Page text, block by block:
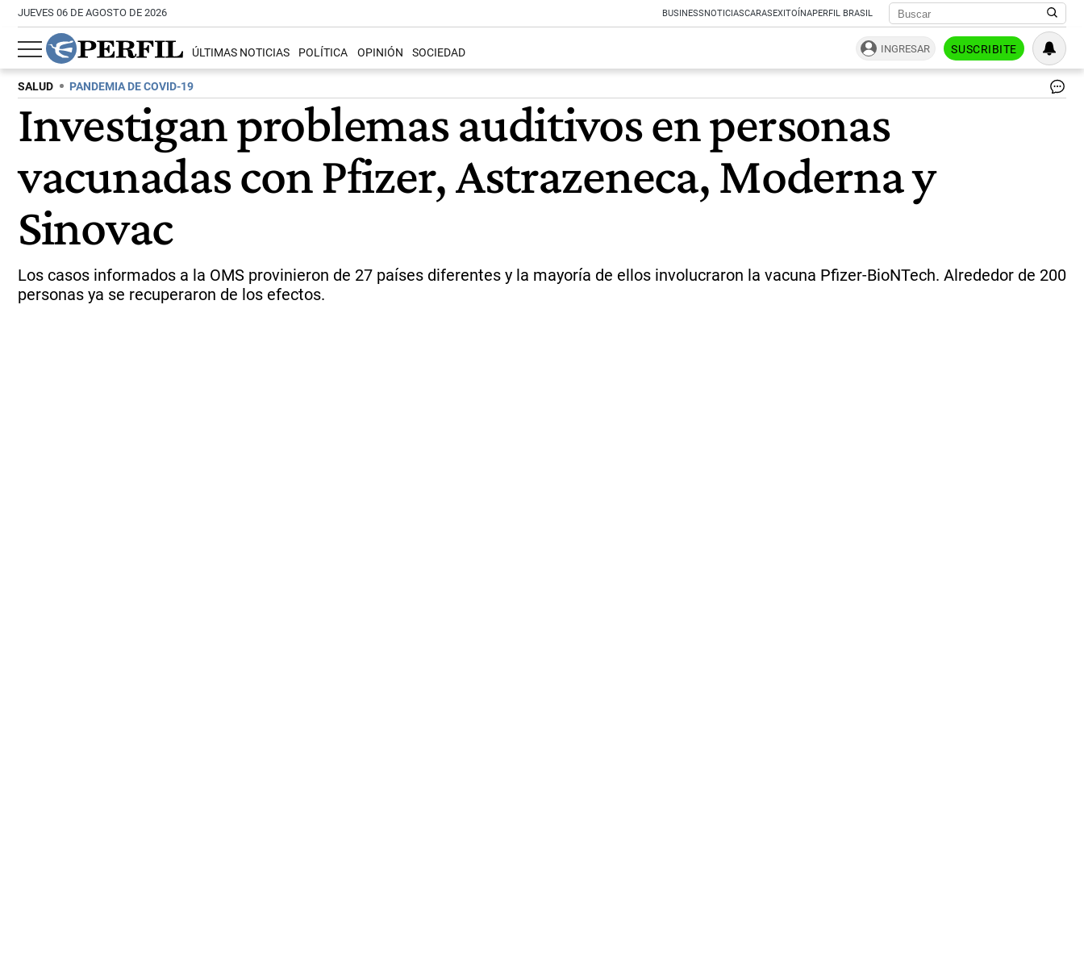
JUEVES 06 DE AGOSTO DE 2026 BUSINESSNOTICIASCARASEXITOÍNAPERFIL BRASIL
ÚLTIMAS NOTICIAS POLÍTICA OPINIÓN SOCIEDAD INGRESAR SUSCRIBITE
SALUD PANDEMIA DE COVID-19
Investigan problemas auditivos en personas
vacunadas con Pfizer, Astrazeneca, Moderna y
Sinovac
Los casos informados a la OMS provinieron de 27 países diferentes y la mayoría de ellos involucraron la vacuna Pfizer-BioNTech. Alrededor de 200
personas ya se recuperaron de los efectos.